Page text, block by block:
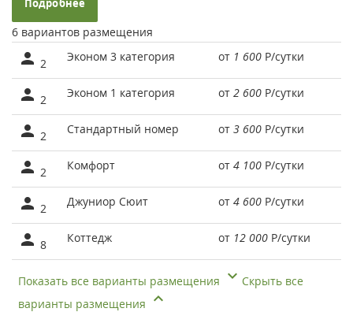
Подробнее
6 вариантов размещения
2 Эконом 3 категория от 1 600 Р/сутки
2 Эконом 1 категория от 2 600 Р/сутки
2 Стандартный номер от 3 600 Р/сутки
2 Комфорт от 4 100 Р/сутки
2 Джуниор Сюит от 4 600 Р/сутки
8 Коттедж от 12 000 Р/сутки
Показать все варианты размещения
Скрыть все
варианты размещения